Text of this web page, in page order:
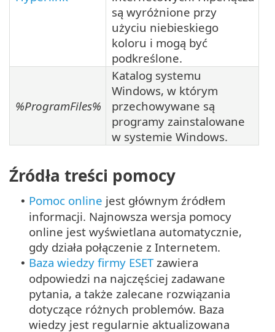
są wyróżnione przy
użyciu niebieskiego
koloru i mogą być
podkreślone.
%ProgramFiles%
Katalog systemu
Windows, w którym
przechowywane są
programy zainstalowane
w systemie Windows.
Źródła treści pomocy
• Pomoc online jest głównym źródłem
informacji. Najnowsza wersja pomocy
online jest wyświetlana automatycznie,
gdy działa połączenie z Internetem.
• Baza wiedzy firmy ESETzawiera
odpowiedzi na najczęściej zadawane
pytania, a także zalecane rozwiązania
dotyczące różnych problemów. Baza
wiedzy jest regularnie aktualizowana